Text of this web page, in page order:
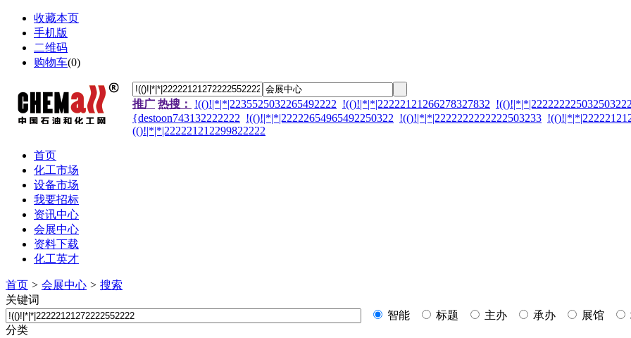
收藏本页
手机版
二维码
购物车(0)
推广 热搜： !(()!|*|*|2235525032265492222 !(()!|*|*|22222121266278327832
{destoon743132222222 !(()!|*|*|22222654965492250322 !(()!|*|*|2222222222222503233
(()!|*|*|222221212299822222
首页
化工市场
设备市场
我要招标
资讯中心
会展中心
资料下载
化工英才
首页 > 会展中心 > 搜索
关键词
智能
标题 主办 承办 展馆
分类